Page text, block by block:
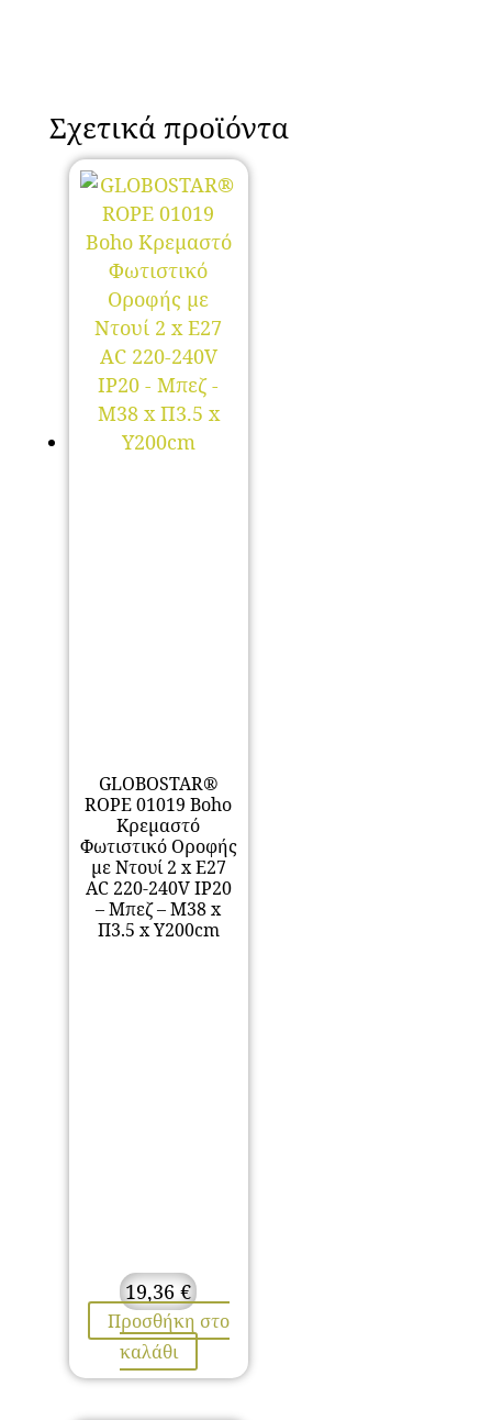
Σχετικά προϊόντα
GLOBOSTAR®
ROPE 01019 Boho
Κρεμαστό
Φωτιστικό Οροφής
με Ντουί 2 x E27
AC 220-240V IP20
– Μπεζ – Μ38 x
Π3.5 x Υ200cm
19,36€
Προσθήκη στο
καλάθι